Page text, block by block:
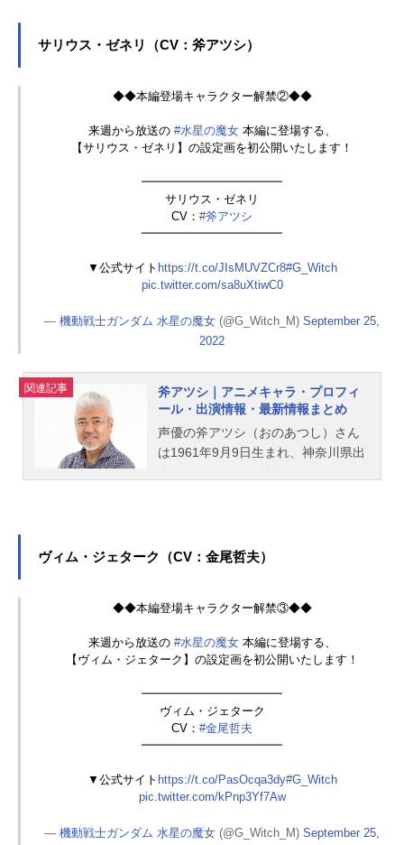
では、内田直哉さんのオススメ記事
サリウス・ゼネリ（CV：斧アツシ）
◆◆本編登場キャラクター解禁②◆◆
来週から放送の #水星の魔女本編に登場する、
【サリウス・ゼネリ】の設定画を初公開いたします！
━━━━━━━━━━━━
サリウス・ゼネリ
CV：#斧アツシ
━━━━━━━━━━━━
▼公式サイト https://t.co/JIsMUVZCr8#G_Witch
pic.twitter.com/sa8uXtiwC0
—機動戦士ガンダム 水星の魔女 (@G_Witch_M)September 25,
2022
関連記事
斧アツシ｜アニメキャラ・プロフィ
ール・出演情報・最新情報まとめ
声優の斧アツシ（おのあつし）さん
は1961年9月9日生まれ、神奈川県出
ヴィム・ジェターク（CV：金尾哲夫）
◆◆本編登場キャラクター解禁③◆◆
来週から放送の #水星の魔女本編に登場する、
【ヴィム・ジェターク】の設定画を初公開いたします！
━━━━━━━━━━━━
ヴィム・ジェターク
CV：#金尾哲夫
━━━━━━━━━━━━
▼公式サイト https://t.co/PasOcqa3dy#G_Witch
pic.twitter.com/kPnp3Yf7Aw
—機動戦士ガンダム 水星の魔女 (@G_Witch_M)September 25,